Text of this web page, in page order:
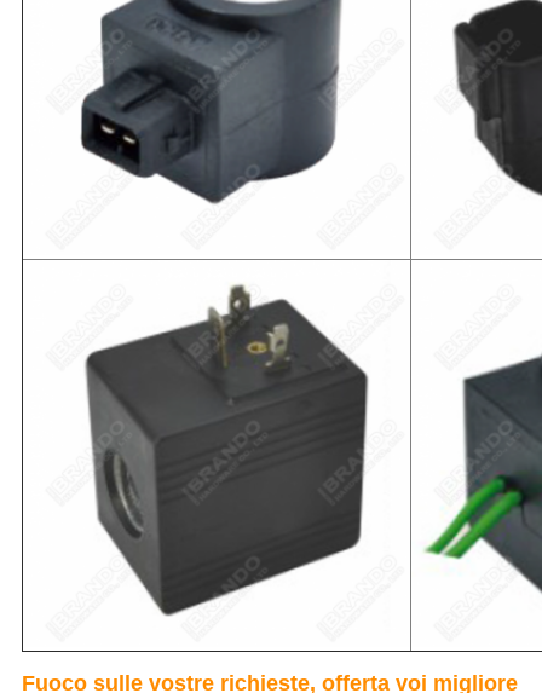
Fuoco sulle vostre richieste, offerta voi migliore